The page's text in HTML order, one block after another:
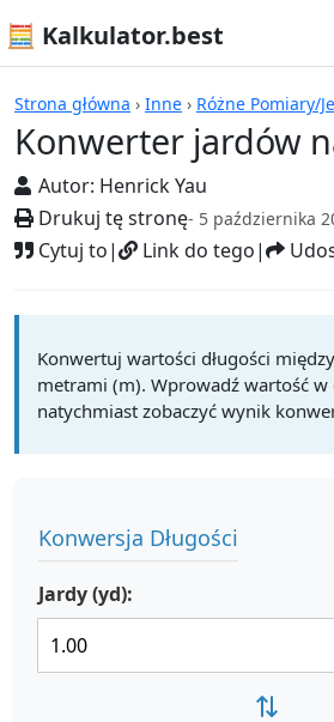
🧮 Kalkulator.best
Strona główna › Inne › Różne Pomiary/
Konwerter jardów
Autor: Henrick Yau
Drukuj tę stronę- 5 października
Cytuj to| Link do tego|
Kalkulatory
Konwertuj wartości długości
metrami (m). Wprowadź wartość
natychmiast zobaczyć wynik
Konwersja Długości
Jardy (yd):
⇄